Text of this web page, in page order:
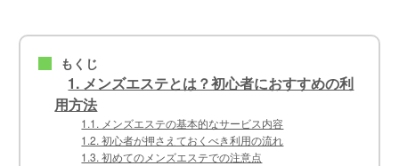
■ もくじ
1. メンズエステとは？初心者におすすめの利
用方法
1.1. メンズエステの基本的なサービス内容
1.2. 初心者が押さえておくべき利用の流れ
1.3. 初めてのメンズエステでの注意点